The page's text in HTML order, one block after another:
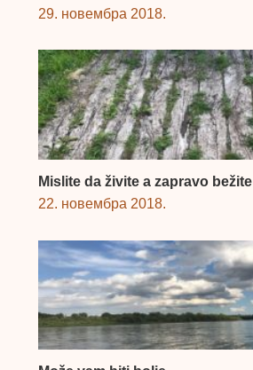
29. новембра 2018.
Mislite da živite a zapravo bežite
22. новембра 2018.